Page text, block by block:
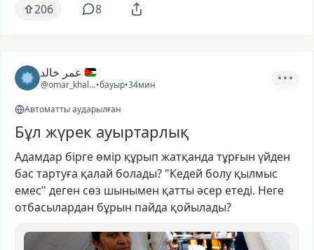
206 8
عمر خالد
@omar_khaled26
•бауыр•34мин
Автоматты аударылған
Бұл жүрек ауыртарлық
Адамдар бірге өмір құрып жатқанда тұрғын үйден
бас тартуға қалай болады? "Кедей болу қылмыс
емес" деген сөз шынымен қатты әсер етеді. Неге
отбасылардан бұрын пайда қойылады?